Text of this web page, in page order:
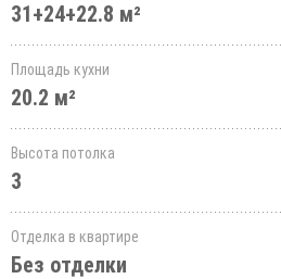
31+24+22.8 м²
Площадь кухни
20.2 м²
Высота потолка
3
Отделка в квартире
Без отделки